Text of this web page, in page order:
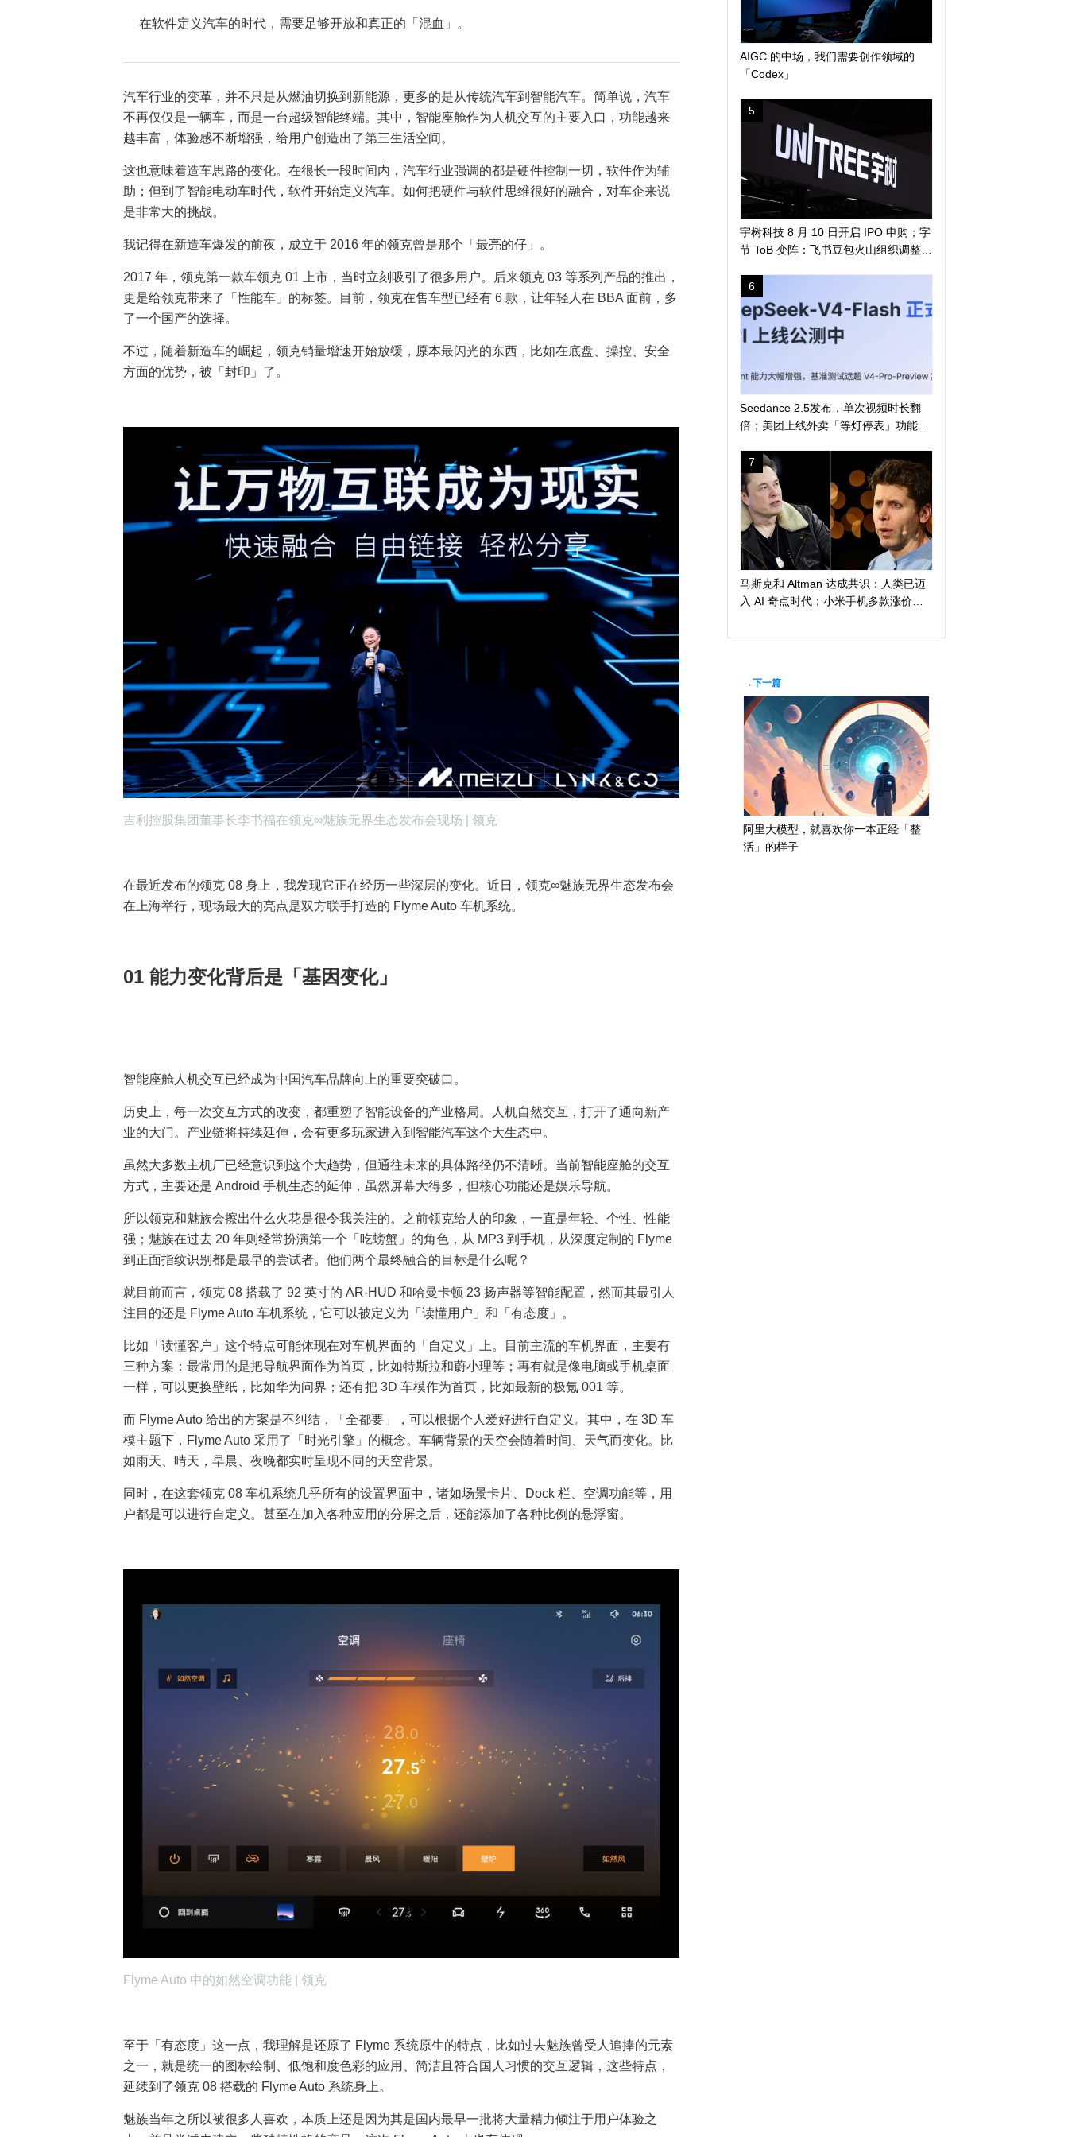
在软件定义汽车的时代，需要足够开放和真正的「混血」。
汽车行业的变革，并不只是从燃油切换到新能源，更多的是从传统汽车到智能汽车。简单说，汽车
不再仅仅是一辆车，而是一台超级智能终端。其中，智能座舱作为人机交互的主要入口，功能越来
越丰富，体验感不断增强，给用户创造出了第三生活空间。
这也意味着造车思路的变化。在很长一段时间内，汽车行业强调的都是硬件控制一切，软件作为辅
助；但到了智能电动车时代，软件开始定义汽车。如何把硬件与软件思维很好的融合，对车企来说
是非常大的挑战。
我记得在新造车爆发的前夜，成立于 2016 年的领克曾是那个「最亮的仔」。
2017 年，领克第一款车领克 01 上市，当时立刻吸引了很多用户。后来领克 03 等系列产品的推出，
更是给领克带来了「性能车」的标签。目前，领克在售车型已经有 6 款，让年轻人在 BBA 面前，多
了一个国产的选择。
不过，随着新造车的崛起，领克销量增速开始放缓，原本最闪光的东西，比如在底盘、操控、安全
方面的优势，被「封印」了。
吉利控股集团董事长李书福在领克∞魅族无界生态发布会现场 | 领克
在最近发布的领克 08 身上，我发现它正在经历一些深层的变化。近日，领克∞魅族无界生态发布会
在上海举行，现场最大的亮点是双方联手打造的 Flyme Auto 车机系统。
01 能力变化背后是「基因变化」
智能座舱人机交互已经成为中国汽车品牌向上的重要突破口。
历史上，每一次交互方式的改变，都重塑了智能设备的产业格局。人机自然交互，打开了通向新产
业的大门。产业链将持续延伸，会有更多玩家进入到智能汽车这个大生态中。
虽然大多数主机厂已经意识到这个大趋势，但通往未来的具体路径仍不清晰。当前智能座舱的交互
方式，主要还是 Android 手机生态的延伸，虽然屏幕大得多，但核心功能还是娱乐导航。
所以领克和魅族会擦出什么火花是很令我关注的。之前领克给人的印象，一直是年轻、个性、性能
强；魅族在过去 20 年则经常扮演第一个「吃螃蟹」的角色，从 MP3 到手机，从深度定制的 Flyme
到正面指纹识别都是最早的尝试者。他们两个最终融合的目标是什么呢？
就目前而言，领克 08 搭载了 92 英寸的 AR-HUD 和哈曼卡顿 23 扬声器等智能配置，然而其最引人
注目的还是 Flyme Auto 车机系统，它可以被定义为「读懂用户」和「有态度」。
比如「读懂客户」这个特点可能体现在对车机界面的「自定义」上。目前主流的车机界面，主要有
三种方案：最常用的是把导航界⾯作为首页，比如特斯拉和蔚小理等；再有就是像电脑或手机桌面
一样，可以更换壁纸，比如华为问界；还有把 3D 车模作为首页，比如最新的极氪 001 等。
而 Flyme Auto 给出的方案是不纠结，「全都要」，可以根据个人爱好进行自定义。其中，在 3D 车
模主题下，Flyme Auto 采用了「时光引擎」的概念。车辆背景的天空会随着时间、天气而变化。比
如雨天、晴天，早晨、夜晚都实时呈现不同的天空背景。
同时，在这套领克 08 车机系统⼏乎所有的设置界⾯中，诸如场景卡⽚、Dock 栏、空调功能等，用
户都是可以进⾏自定义。甚⾄在加⼊各种应⽤的分屏之后，还能添加了各种⽐例的悬浮窗。
Flyme Auto 中的如然空调功能 | 领克
至于「有态度」这一点，我理解是还原了 Flyme 系统原生的特点，比如过去魅族曾受人追捧的元素
之一，就是统一的图标绘制、低饱和度色彩的应用、简洁且符合国人习惯的交互逻辑，这些特点，
延续到了领克 08 搭载的 Flyme Auto 系统身上。
魅族当年之所以被很多人喜欢，本质上还是因为其是国内最早一批将大量精力倾注于用户体验之
AIGC 的中场，我们需要创作领域的
「Codex」
5
宇树科技 8 月 10 日开启 IPO 申购；字
节 ToB 变阵：飞书豆包火山组织调整；
知道
6
Seedance 2.5发布，单次视频时长翻
倍；美团上线外卖「等灯停表」功能；
7
马斯克和 Altman 达成共识：人类已迈
入 AI 奇点时代；小米手机多款涨价
致产品延期发布
→下一篇
阿里大模型，就喜欢你一本正经「整
活」的样子